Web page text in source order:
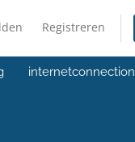
Registreren
internetconnection